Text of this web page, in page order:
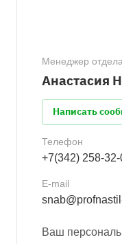
Менеджер
Анастасия
Написать
Телефон
+7(342) 258-32-
E-mail
Ваш